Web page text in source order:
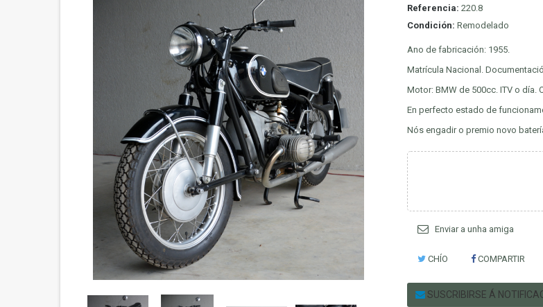
Referencia: 220.8
Condición: Remodelado
Ano de fabricación: 1955.
Matrícula Nacional.
Motor: BMW de 500cc. ITV o día.
En perfecto estado de
Nós engadir o premio novo
Enviar a unha amiga
CHÍO COMPARTIR
SUSCRIBIRSE Á